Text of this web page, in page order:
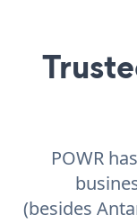
POWR
(besides